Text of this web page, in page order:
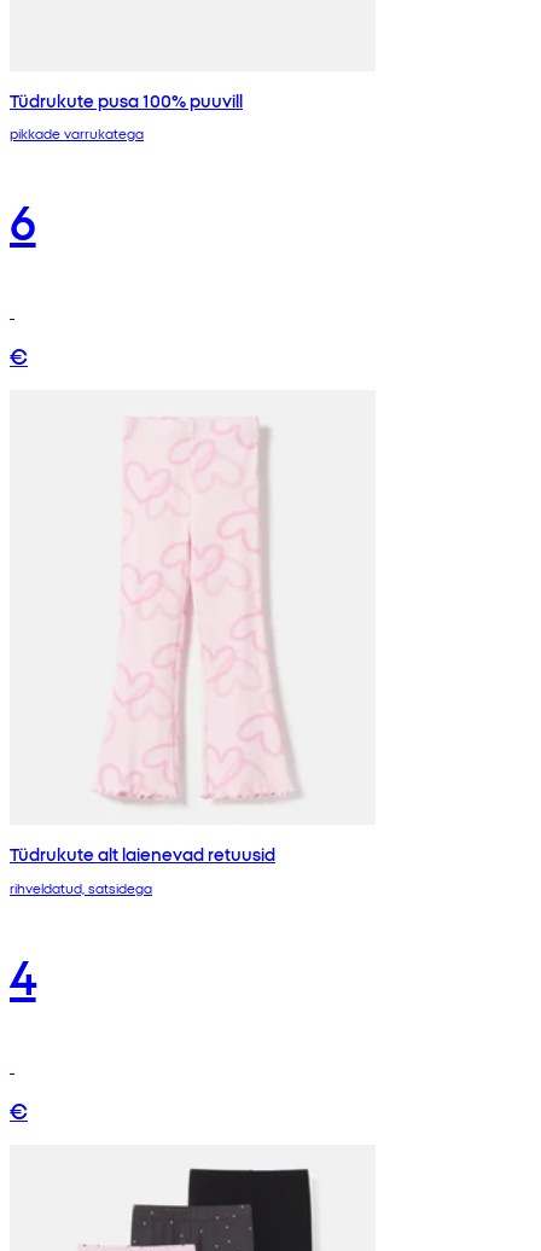
Tüdrukute pusa 100% puuvill
pikkade varrukatega
6
€
Tüdrukute alt laienevad retuusid
rihveldatud, satsidega
4
€